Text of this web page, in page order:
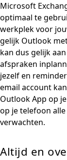
Microsoft
optimaal te
werkplek voor
gelijk Outlook
kan dus gelijk
afspraken
jezelf en
email account
Outlook App op
op je telefoon
verwachten.
Altijd en